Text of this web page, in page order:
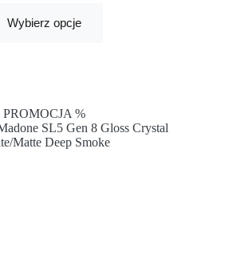
Wybierz opcje
PROMOCJA %